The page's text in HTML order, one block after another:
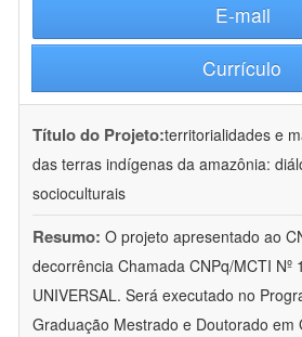
E-mail
Currículo
Título do Projeto:territorialidades e
das terras indígenas da amazônia:
socioculturais
Resumo: O projeto apresentado ao
decorrência Chamada CNPq/MCTI Nº
UNIVERSAL. Será executado no
Graduação Mestrado e Doutorado em